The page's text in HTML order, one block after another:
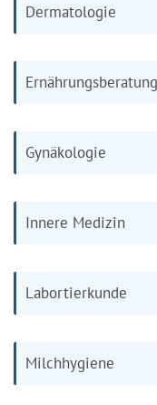
Dermatologie
Ernährungsberatung
Gynäkologie
Innere Medizin
Labortierkunde
Milchhygiene